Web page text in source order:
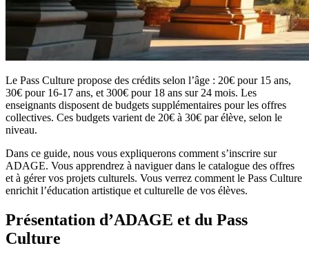
Le Pass Culture propose des crédits selon l’âge : 20€ pour 15 ans,
30€ pour 16-17 ans, et 300€ pour 18 ans sur 24 mois. Les
enseignants disposent de budgets supplémentaires pour les offres
collectives. Ces budgets varient de 20€ à 30€ par élève, selon le
niveau.
Dans ce guide, nous vous expliquerons comment s’inscrire sur
ADAGE. Vous apprendrez à naviguer dans le catalogue des offres
et à gérer vos projets culturels. Vous verrez comment le Pass Culture
enrichit l’éducation artistique et culturelle de vos élèves.
Présentation d’ADAGE et du Pass
Culture